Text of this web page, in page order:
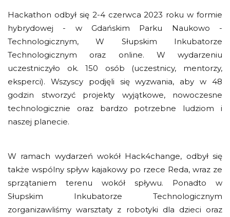
Hackathon odbył się 2-4 czerwca 2023 roku w formie
hybrydowej - w Gdańskim Parku Naukowo -
Technologicznym, W Słupskim Inkubatorze
Technologicznym oraz online. W wydarzeniu
uczestniczyło ok. 150 osób (uczestnicy, mentorzy,
eksperci). Wszyscy podjęli się wyzwania, aby w 48
godzin stworzyć projekty wyjątkowe, nowoczesne
technologicznie oraz bardzo potrzebne ludziom i
naszej planecie.
W ramach wydarzeń wokół Hack4change, odbył się
także wspólny spływ kajakowy po rzece Reda, wraz ze
sprzątaniem terenu wokół spływu. Ponadto w
Słupskim Inkubatorze Technologicznym
zorganizawliśmy warsztaty z robotyki dla dzieci oraz